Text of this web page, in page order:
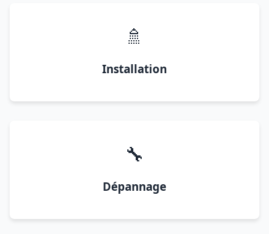
🚿
Installation
🔧
Dépannage